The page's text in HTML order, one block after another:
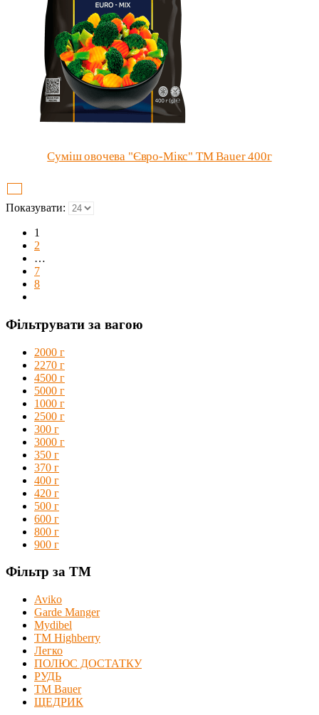
Суміш овочева "Євро-Мікс" ТМ Bauer 400г
Показувати:
1
2
…
7
8
Фільтрувати за вагою
2000 г
2270 г
4500 г
5000 г
1000 г
2500 г
300 г
3000 г
350 г
370 г
400 г
420 г
500 г
600 г
800 г
900 г
Фільтр за ТМ
Aviko
Garde Manger
Mydibel
TM Highberry
Легко
ПОЛЮС ДОСТАТКУ
РУДЬ
ТМ Bauer
ЩЕДРИК